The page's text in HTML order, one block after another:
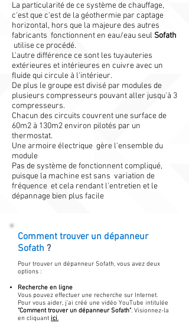
La particularité de ce système de chauffage,
c'est que c'est de la géothermie par captage
horizontal, hors que la majeure des autres
fabricants fonctionnent en eau/eau seul Sofath
utilise ce procédé.
L'autre différence ce sont les tuyauteries
extérieures et intérieures en cuivre avec un
fluide qui circule à l'intérieur.
De plus le groupe est divisé par modules de
plusieurs compresseurs pouvant aller jusqu'à 3
compresseurs.
Chacun des circuits couvrent une surface de
60m2 à 130m2 environ pilotés par un
thermostat.
Une armoire électrique gère l'ensemble du
module
Pas de système de fonctionnent compliqué,
puisque la machine est sans variation de
fréquence et cela rendant l'entretien et le
dépannage bien plus facile
Comment trouver un dépanneur
Sofath ?
Pour trouver un dépanneur Sofath, vous avez deux
options :
Recherche en ligne
Vous pouvez effectuer une recherche sur Internet.
Pour vous aider, j'ai créé une vidéo YouTube intitulée
"Comment trouver un dépanneur Sofath". Visionnez-la
en cliquant ici.